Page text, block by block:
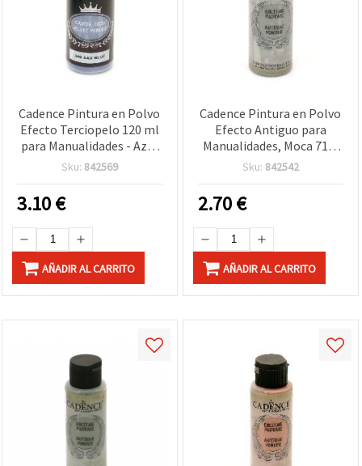
Cadence Pintura en Polvo
Efecto Terciopelo 120 ml
para Manualidades - Azul
Saxo 349
Sku: 842569
3.10€
AÑADIR AL CARRITO
Cadence Pintura en Polvo
Efecto Antiguo para
Manualidades, Moca 714,
70 ml
Sku: 842542
2.70€
AÑADIR AL CARRITO